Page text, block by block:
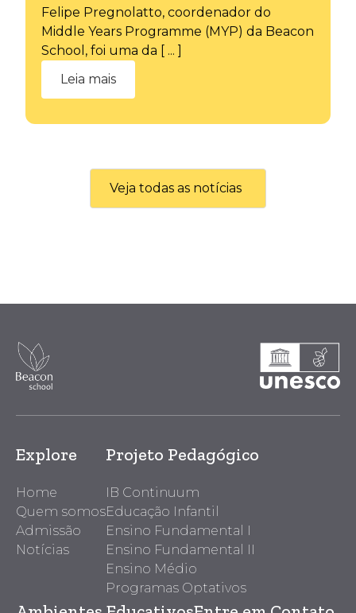
Felipe Pregnolatto, coordenador do
Middle Years Programme (MYP) da Beacon
School, foi uma da [ ... ]
Leia mais
Veja todas as notícias
Explore
Home
Quem somos
Admissão
Notícias
Projeto Pedagógico
IB Continuum
Educação Infantil
Ensino Fundamental I
Ensino Fundamental II
Ensino Médio
Programas Optativos